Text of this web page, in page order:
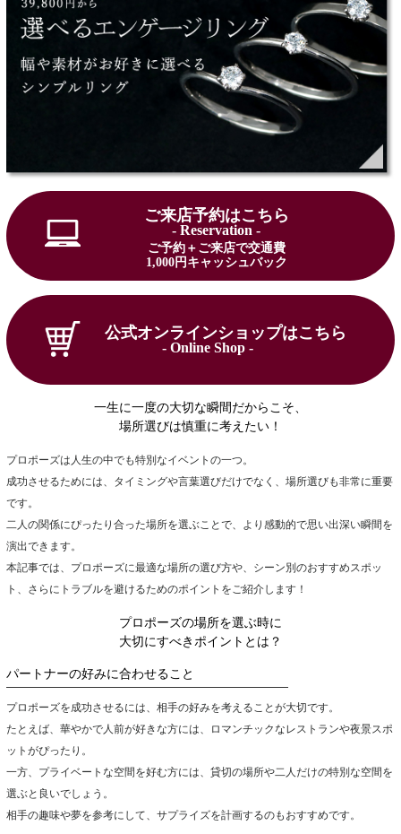
ご来店予約はこちら
- Reservation -
ご予約＋ご来店で交通費
1,000円キャッシュバック
公式オンラインショップはこちら
- Online Shop -
一生に一度の大切な瞬間だからこそ、
場所選びは慎重に考えたい！
プロポーズは人生の中でも特別なイベントの一つ。
成功させるためには、タイミングや言葉選びだけでなく、場所選びも非常に重要
です。
二人の関係にぴったり合った場所を選ぶことで、より感動的で思い出深い瞬間を
演出できます。
本記事では、プロポーズに最適な場所の選び方や、シーン別のおすすめスポッ
ト、さらにトラブルを避けるためのポイントをご紹介します！
プロポーズの場所を選ぶ時に
大切にすべきポイントとは？
パートナーの好みに合わせること
プロポーズを成功させるには、相手の好みを考えることが大切です。
たとえば、華やかで人前が好きな方には、ロマンチックなレストランや夜景スポ
ットがぴったり。
一方、プライベートな空間を好む方には、貸切の場所や二人だけの特別な空間を
選ぶと良いでしょう。
相手の趣味や夢を参考にして、サプライズを計画するのもおすすめです。